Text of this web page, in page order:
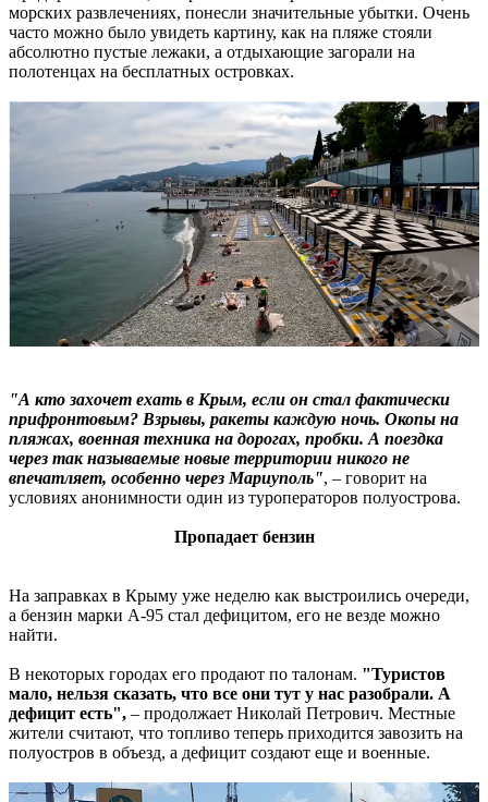
морских развлечениях, понесли значительные убытки. Очень
часто можно было увидеть картину, как на пляже стояли
абсолютно пустые лежаки, а отдыхающие загорали на
полотенцах на бесплатных островках.
"А кто захочет ехать в Крым, если он стал фактически
прифронтовым? Взрывы, ракеты каждую ночь. Окопы на
пляжах, военная техника на дорогах, пробки. А поездка
через так называемые новые территории никого не
впечатляет, особенно через Мариуполь", – говорит на
условиях анонимности один из туроператоров полуострова.
Пропадает бензин
На заправках в Крыму уже неделю как выстроились очереди,
а бензин марки А-95 стал дефицитом, его не везде можно
найти.
В некоторых городах его продают по талонам. "Туристов
мало, нельзя сказать, что все они тут у нас разобрали. А
дефицит есть", – продолжает Николай Петрович. Местные
жители считают, что топливо теперь приходится завозить на
полуостров в объезд, а дефицит создают еще и военные.